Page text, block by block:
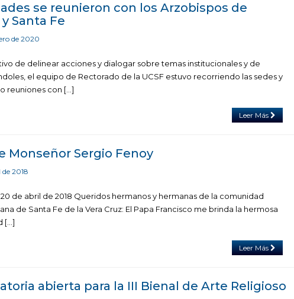
se reunieron con los Arzobispos de
Santa Fe
de 2020
de delinear acciones y dialogar sobre temas institucionales y de
el equipo de Rectorado de la UCSF estuvo recorriendo las sedes y
reuniones con […]
Leer Más
Monseñor Sergio Fenoy
2018
de abril de 2018 Queridos hermanos y hermanas de la comunidad
de Santa Fe de la Vera Cruz: El Papa Francisco me brinda la hermosa
[…]
Leer Más
abierta para la III Bienal de Arte Religioso